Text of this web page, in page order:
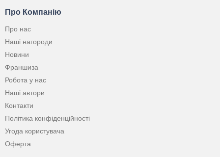
Про Компанію
Про нас
Наші нагороди
Новини
Франшиза
Робота у нас
Наші автори
Контакти
Політика конфіденційності
Угода користувача
Оферта